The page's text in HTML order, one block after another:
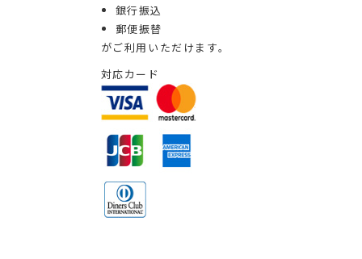
銀行振込
郵便振替
がご利用いただけます。
対応カード